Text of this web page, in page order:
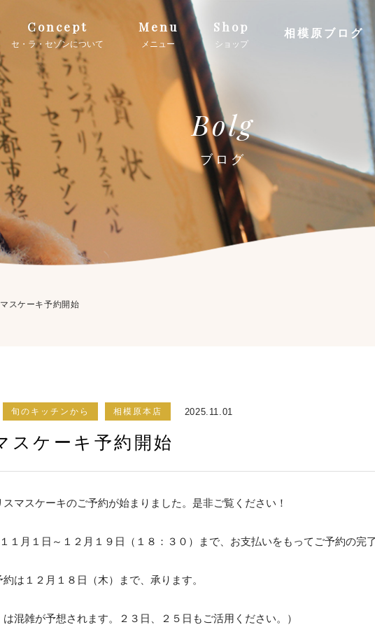
Concept
セ・ラ・セゾンについて
Menu
メニュー
Shop
ショップ
相模原ブログ
Bolg
ブログ
スケーキ予約開始
旬のキッチンから 相模原本店 2025.11.01
スケーキ予約開始
スマスケーキのご予約が始まりました。是非ご覧ください！
１月１日～１２月１９日（１８：３０）まで、お支払いをもってご予約の完
は１２月１８日（木）まで、承ります。
は混雑が予想されます。２３日、２５日もご活用ください。）